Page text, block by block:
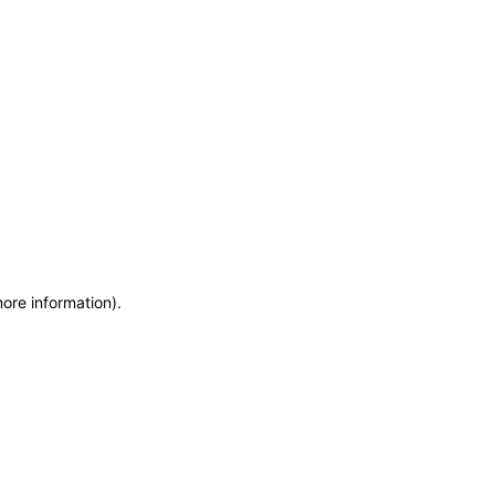
information).